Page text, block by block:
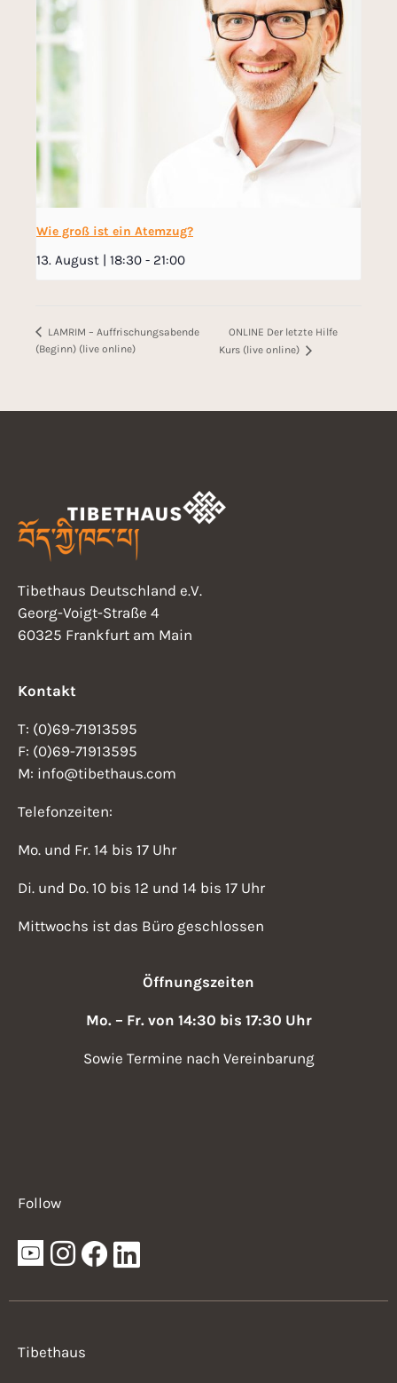
Wie groß ist ein Atemzug?
13. August | 18:30 - 21:00
LAMRIM – Auffrischungsabende
(Beginn) (live online)
ONLINE Der letzte Hilfe
Kurs (live online)
Tibethaus Deutschland e.V.
Georg-Voigt-Straße 4
60325 Frankfurt am Main
Kontakt
T: (0)69-71913595
F: (0)69-71913595
M: info@tibethaus.com
Telefonzeiten:
Mo. und Fr. 14 bis 17 Uhr
Di. und Do. 10 bis 12 und 14 bis 17 Uhr
Mittwochs ist das Büro geschlossen
Öffnungszeiten
Mo. – Fr. von 14:30 bis 17:30 Uhr
Sowie Termine nach Vereinbarung
Follow
Tibethaus